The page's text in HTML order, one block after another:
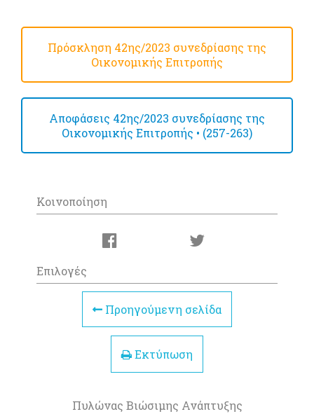
Πρόσκληση 42ης/2023 συνεδρίασης της
Οικονομικής Επιτροπής
Αποφάσεις 42ης/2023 συνεδρίασης της
Οικονομικής Επιτροπής • (257-263)
Κοινοποίηση
Επιλογές
Προηγούμενη σελίδα
Εκτύπωση
Πυλώνας Βιώσιμης Ανάπτυξης